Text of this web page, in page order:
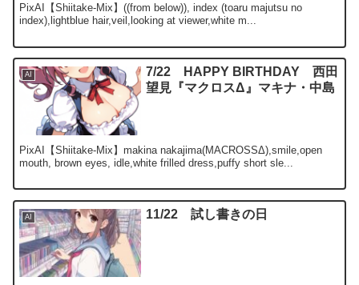
PixAI【Shiitake-Mix】((from below)), index (toaru majutsu no
index),lightblue hair,veil,looking at viewer,white m...
AI
7/22 HAPPY BIRTHDAY 西田
望見『マクロスΔ』マキナ・中島
PixAI【Shiitake-Mix】makina nakajima(MACROSSΔ),smile,open
mouth, brown eyes, idle,white frilled dress,puffy short sle...
AI 11/22 試し書きの日